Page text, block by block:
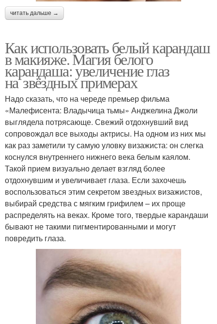
читать дальше →
Как использовать белый карандаш
в макияже. Магия белого
карандаша: увеличение глаз
на звёздных примерах
Надо сказать, что на череде премьер фильма
«Малефисента: Владычица тьмы» Анджелина Джоли
выглядела потрясающе. Свежий отдохнувший вид
сопровождал все выходы актрисы. На одном из них мы
как раз заметили ту самую уловку визажиста: он слегка
коснулся внутреннего нижнего века белым каялом.
Такой прием визуально делает взгляд более
отдохнувшим и увеличивает глаза. Если захочешь
воспользоваться этим секретом звездных визажистов,
выбирай средства с мягким грифилем – их проще
распределять на веках. Кроме того, твердые карандаши
бывают не такими пигментированными и могут
повредить глаза.